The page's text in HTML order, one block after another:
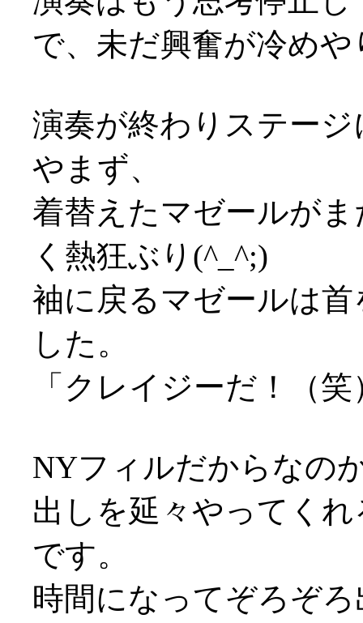
で、未だ興奮が冷め
演奏が終わりステー
やまず、
着替えたマゼールが
く熱狂ぶり(^_^;)
袖に戻るマゼールは
した。
「クレイジーだ！（
NYフィルだからなの
出しを延々やってく
です。
時間になってぞろぞ